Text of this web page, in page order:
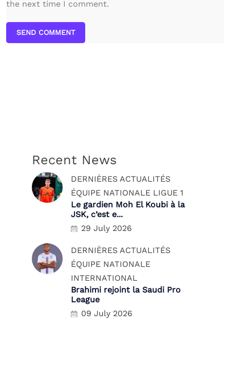
the next time I comment.
SEND COMMENT
Recent News
DERNIÈRES ACTUALITÉS
ÉQUIPE NATIONALE LIGUE 1
Le gardien Moh El Koubi à la
JSK, c’est e...
29 July 2026
DERNIÈRES ACTUALITÉS
ÉQUIPE NATIONALE
INTERNATIONAL
Brahimi rejoint la Saudi Pro
League
09 July 2026